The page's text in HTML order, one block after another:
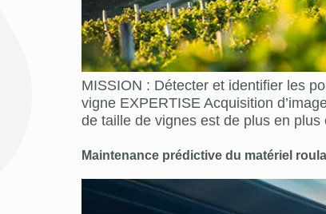
MISSION : Détecter et identifier les
vigne EXPERTISE Acquisition
de taille de vignes est de plus en
Maintenance prédictive du matériel